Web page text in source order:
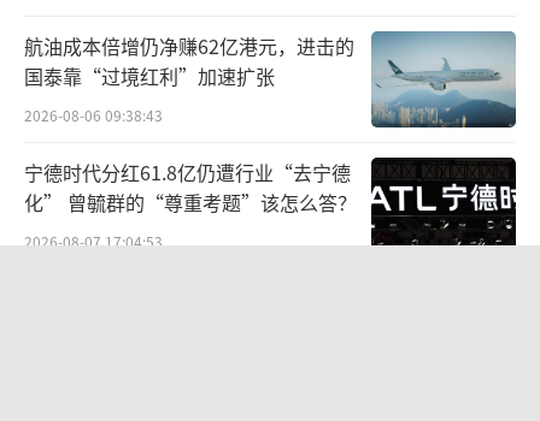
中心被罚没合计575万元，时任信用卡中心风险
管理处的2位副处长分别被警告并罚款5万元。
建行信用卡中心所涉及的主要违法违规行
为包括，客户资信调查不审慎、授信额度管理
不审慎、信用卡分期/透支资金管理不审慎、向
航油成本倍增仍净赚62亿港元，进击的
国泰靠“过境红利”加速扩张
2026-08-06 09:38:43
宁德时代分红61.8亿仍遭行业“去宁德
化” 曾毓群的“尊重考题”该怎么答？
2026-08-07 17:04:53